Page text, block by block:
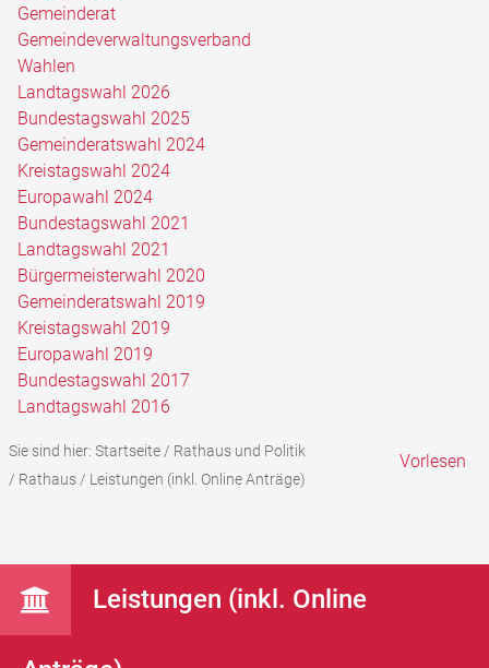
Gemeinderat
Gemeindeverwaltungsverband
Wahlen
Landtagswahl 2026
Bundestagswahl 2025
Gemeinderatswahl 2024
Kreistagswahl 2024
Europawahl 2024
Bundestagswahl 2021
Landtagswahl 2021
Bürgermeisterwahl 2020
Gemeinderatswahl 2019
Kreistagswahl 2019
Europawahl 2019
Bundestagswahl 2017
Landtagswahl 2016
Sie sind hier: Startseite/ Rathaus und Politik
/ Rathaus/ Leistungen (inkl. Online Anträge)
Vorlesen
Leistungen (inkl. Online